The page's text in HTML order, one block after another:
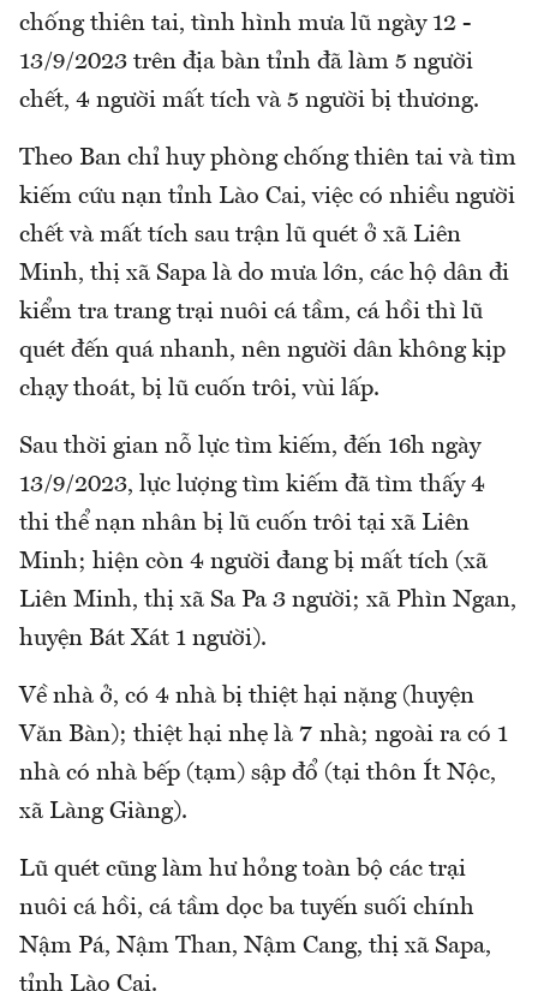
chống thiên tai, tình hình mưa lũ ngày 12 -
13/9/2023 trên địa bàn tỉnh đã làm 5 người
chết, 4 người mất tích và 5 người bị thương.
Theo Ban chỉ huy phòng chống thiên tai và tìm
kiếm cứu nạn tỉnh Lào Cai, việc có nhiều người
chết và mất tích sau trận lũ quét ở xã Liên
Minh, thị xã Sapa là do mưa lớn, các hộ dân đi
kiểm tra trang trại nuôi cá tầm, cá hồi thì lũ
quét đến quá nhanh, nên người dân không kịp
chạy thoát, bị lũ cuốn trôi, vùi lấp.
Sau thời gian nỗ lực tìm kiếm, đến 16h ngày
13/9/2023, lực lượng tìm kiếm đã tìm thấy 4
thi thể nạn nhân bị lũ cuốn trôi tại xã Liên
Minh; hiện còn 4 người đang bị mất tích (xã
Liên Minh, thị xã Sa Pa 3 người; xã Phìn Ngan,
huyện Bát Xát 1 người).
Về nhà ở, có 4 nhà bị thiệt hại nặng (huyện
Văn Bàn); thiệt hại nhẹ là 7 nhà; ngoài ra có 1
nhà có nhà bếp (tạm) sập đổ (tại thôn Ít Nộc,
xã Làng Giàng).
Lũ quét cũng làm hư hỏng toàn bộ các trại
nuôi cá hồi, cá tầm dọc ba tuyến suối chính
Nậm Pá, Nậm Than, Nậm Cang, thị xã Sapa,
tỉnh Lào Cai.